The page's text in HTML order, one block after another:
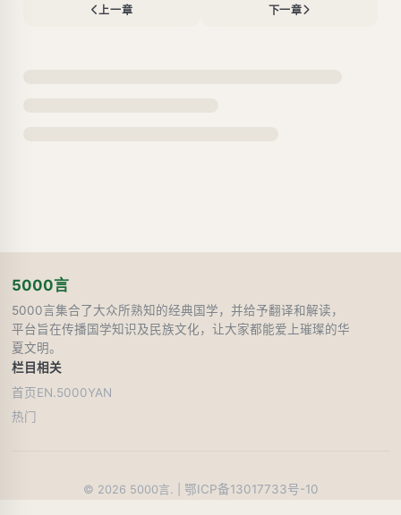
上一章 下一章
5000言
5000言集合了大众所熟知的经典国学，并给予翻译和解读，
平台旨在传播国学知识及民族文化，让大家都能爱上璀璨的华
夏文明。
栏目
首页
热门
相关
EN.5000YAN
© 2026 5000言. | 鄂ICP备13017733号-10